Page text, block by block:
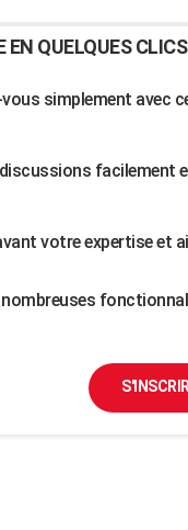
EN QUELQUES CLICS
simplement avec
facilement
votre expertise et